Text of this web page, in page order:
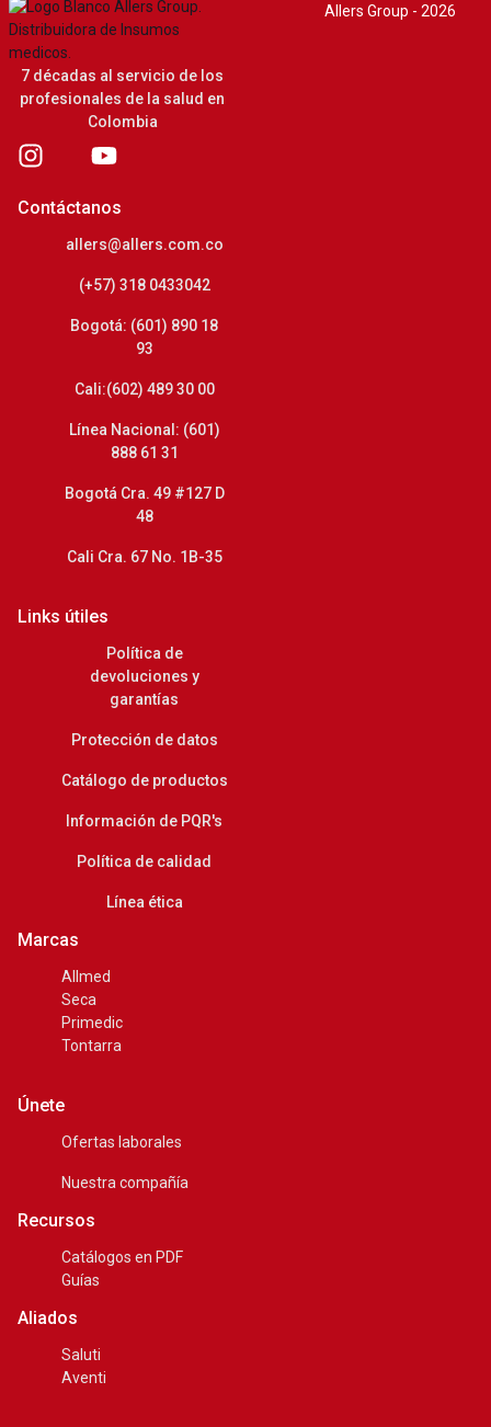
7 décadas al servicio de los
profesionales de la salud en
Colombia
Contáctanos
allers@allers.com.co
(+57) 318 0433042
Bogotá: (601) 890 18
93
Cali:(602) 489 30 00
Línea Nacional: (601)
888 61 31
Bogotá Cra. 49 #127 D
48
Cali Cra. 67 No. 1B-35
Links útiles
Política de
devoluciones y
garantías
Protección de datos
Catálogo de productos
Información de PQR's
Política de calidad
Línea ética
Marcas
Allmed
Seca
Primedic
Tontarra
Únete
Ofertas laborales
Nuestra compañía
Recursos
Catálogos en PDF
Guías
Aliados
Saluti
Aventi
Allers Group - 2026